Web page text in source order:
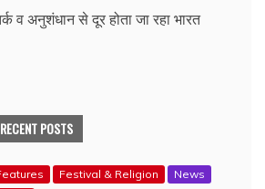
व अनुशंधान से दूर होता जा रहा भारत
RECENT POSTS
Festival & Religion
News